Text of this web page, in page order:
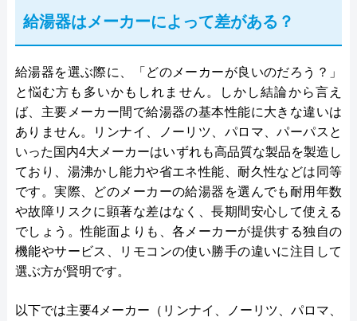
給湯器はメーカーによって差がある？
給湯器を選ぶ際に、「どのメーカーが良いのだろう？」
と悩む方も多いかもしれません。しかし結論から言え
ば、主要メーカー間で給湯器の基本性能に大きな違いは
ありません。リンナイ、ノーリツ、パロマ、パーパスと
いった国内4大メーカーはいずれも高品質な製品を製造し
ており、湯沸かし能力や省エネ性能、耐久性などは同等
です。実際、どのメーカーの給湯器を選んでも耐用年数
や故障リスクに顕著な差はなく、長期間安心して使える
でしょう。性能面よりも、各メーカーが提供する独自の
機能やサービス、リモコンの使い勝手の違いに注目して
選ぶ方が賢明です。
以下では主要4メーカー（リンナイ、ノーリツ、パロマ、